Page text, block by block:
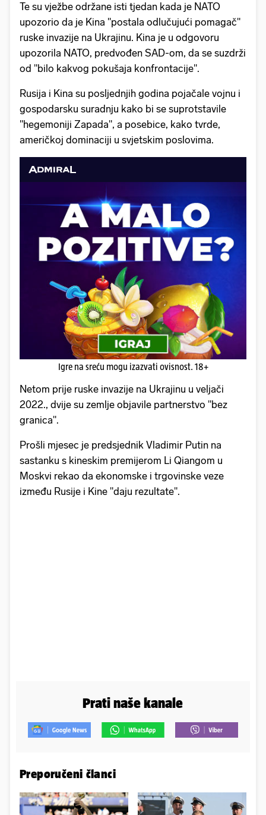
Te su vježbe održane isti tjedan kada je NATO
upozorio da je Kina "postala odlučujući pomagač"
ruske invazije na Ukrajinu. Kina je u odgovoru
upozorila NATO, predvođen SAD-om, da se suzdrži
od "bilo kakvog pokušaja konfrontacije".
Rusija i Kina su posljednjih godina pojačale vojnu i
gospodarsku suradnju kako bi se suprotstavile
"hegemoniji Zapada", a posebice, kako tvrde,
američkoj dominaciji u svjetskim poslovima.
Igre na sreću mogu izazvati ovisnost. 18+
Netom prije ruske invazije na Ukrajinu u veljači
2022., dvije su zemlje objavile partnerstvo "bez
granica".
Prošli mjesec je predsjednik Vladimir Putin na
sastanku s kineskim premijerom Li Qiangom u
Moskvi rekao da ekonomske i trgovinske veze
između Rusije i Kine "daju rezultate".
Prati naše kanale
Preporučeni članci